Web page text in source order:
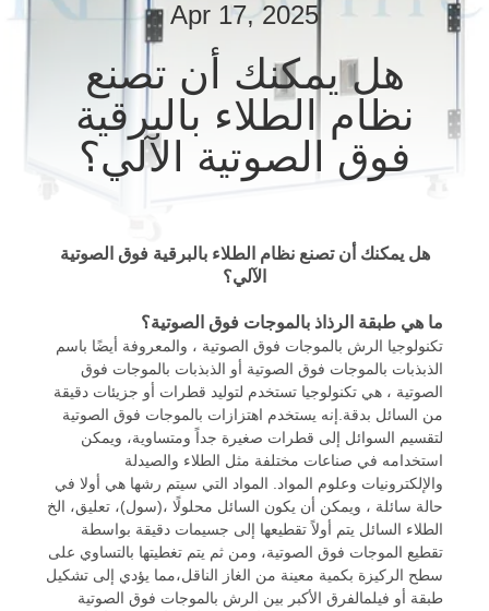
أخبار
حالات
خريطة
الموقع
سياسة
الخصوصية
Apr 17, 2025
هل يمكنك أن تصنع
نظام الطلاء بالبرقية
فوق الصوتية الآلي؟
هل يمكنك أن تصنع نظام الطلاء بالبرقية فوق الصوتية
الآلي؟
ما هي طبقة الرذاذ بالموجات فوق الصوتية؟
تكنولوجيا الرش بالموجات فوق الصوتية ، والمعروفة أيضًا باسم
الذبذبات بالموجات فوق الصوتية أو الذبذبات بالموجات فوق
الصوتية ، هي تكنولوجيا تستخدم لتوليد قطرات أو جزيئات دقيقة
من السائل بدقة.إنه يستخدم اهتزازات بالموجات فوق الصوتية
لتقسيم السوائل إلى قطرات صغيرة جداً ومتساوية، ويمكن
استخدامه في صناعات مختلفة مثل الطلاء والصيدلة
والإلكترونيات وعلوم المواد. المواد التي سيتم رشها هي أولا في
حالة سائلة ، ويمكن أن يكون السائل محلولًا ،(سول)، تعليق، الخ
الطلاء السائل يتم أولاً تقطيعها إلى جسيمات دقيقة بواسطة
تقطيع الموجات فوق الصوتية، ومن ثم يتم تغطيتها بالتساوي على
سطح الركيزة بكمية معينة من الغاز الناقل،مما يؤدي إلى تشكيل
طبقة أو فيلمالفرق الأكبر بين الرش بالموجات فوق الصوتية